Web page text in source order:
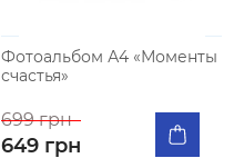
Фотоальбом А4 «Моменты
счастья»
699 грн
649 грн